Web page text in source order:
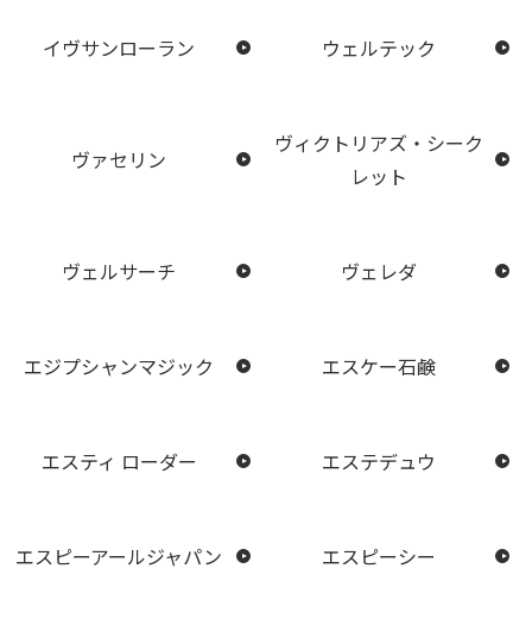
イヴサンローラン ウェルテック
ヴァセリン
ヴィクトリアズ・シーク
レット
ヴェルサーチ ヴェレダ
エジプシャンマジック エスケー石鹸
エスティ ローダー エステデュウ
エスピーアールジャパン エスピーシー